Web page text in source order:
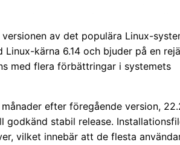
av det populära Linux-
kärna 6.14 och bjuder på en
med flera förbättringar i systemets
efter föregående version,
stabil release.
vilket innebär att de flesta